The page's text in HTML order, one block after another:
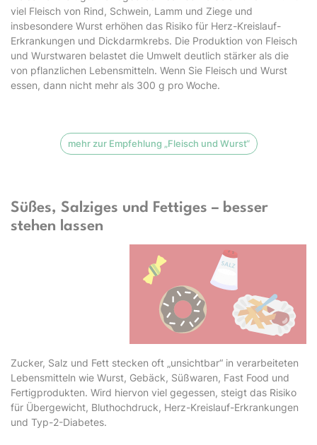
viel Fleisch von Rind, Schwein, Lamm und Ziege und
insbesondere Wurst erhöhen das Risiko für Herz-Kreislauf-
Erkrankungen und Dickdarmkrebs. Die Produktion von Fleisch
und Wurstwaren belastet die Umwelt deutlich stärker als die
von pflanzlichen Lebensmitteln. Wenn Sie Fleisch und Wurst
essen, dann nicht mehr als 300 g pro Woche.
mehr zur Empfehlung „Fleisch und Wurst“
Süßes, Salziges und Fettiges – besser
stehen lassen
Zucker, Salz und Fett stecken oft „unsichtbar“ in verarbeiteten
Lebensmitteln wie Wurst, Gebäck, Süßwaren, Fast Food und
Fertigprodukten. Wird hiervon viel gegessen, steigt das Risiko
für Übergewicht, Bluthochdruck, Herz-Kreislauf-Erkrankungen
und Typ-2-Diabetes.